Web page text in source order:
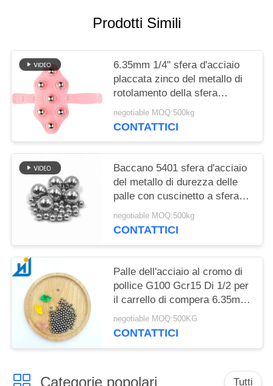
Prodotti Simili
6.35mm 1/4" sfera d'acciaio
placcata zinco del metallo di
rotolamento della sfera
d'acciaio di massaggio del
carbonio
negotiable MOQ:500kg
CONTATTICI
Baccano 5401 sfera d'acciaio
del metallo di durezza delle
palle con cuscinetto a sfera di
acciaio al cromo alta 15mm
20mm G16
negotiable MOQ:500kg
CONTATTICI
Palle dell'acciaio al cromo di
pollice G100 Gcr15 Di 1/2 per
il carrello di compera 6.35mm
12.7mm
negotiable MOQ:500KG
CONTATTICI
Categorie popolari Tutti